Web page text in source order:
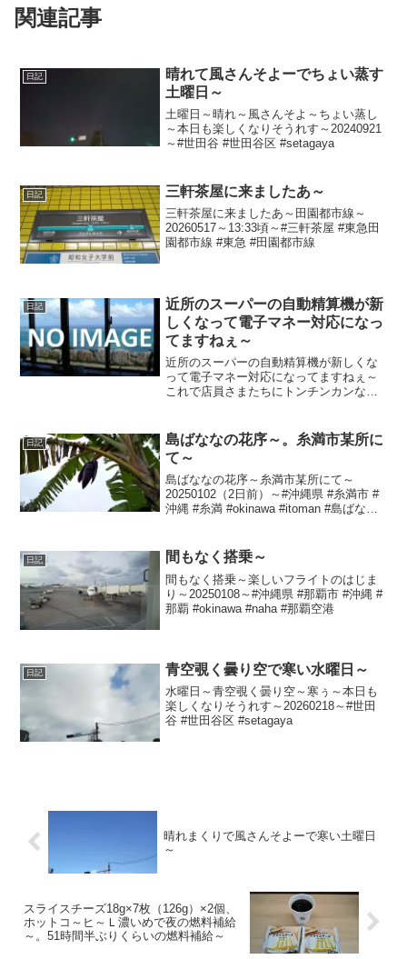
関連記事
日記
晴れて風さんそよーでちょい蒸す
土曜日～
土曜日～晴れ～風さんそよ～ちょい蒸し
～本日も楽しくなりそうれす～20240921
～#世田谷 #世田谷区 #setagaya
日記 三軒茶屋に来ましたあ～
三軒茶屋に来ましたあ～田園都市線～
20260517～13:33頃～#三軒茶屋 #東急田
園都市線 #東急 #田園都市線
日記
近所のスーパーの自動精算機が新
しくなって電子マネー対応になっ
てますねぇ～
近所のスーパーの自動精算機が新しくな
って電子マネー対応になってますねぇ～
これで店員さまたちにトンチンカンな対
日記
島ばななの花序～。糸満市某所に
て～
島ばななの花序～糸満市某所にて～
20250102（2日前）～#沖縄県 #糸満市 #
沖縄 #糸満 #okinawa #itoman #島ばなな
日記 間もなく搭乗～
間もなく搭乗～楽しいフライトのはじま
り～20250108～#沖縄県 #那覇市 #沖縄 #
那覇 #okinawa #naha #那覇空港
日記 青空覗く曇り空で寒い水曜日～
水曜日～青空覗く曇り空～寒ぅ～本日も
楽しくなりそうれす～20260218～#世田
谷 #世田谷区 #setagaya
晴れまくりで風さんそよーで寒い土曜日
～
スライスチーズ18g×7枚（126g）×2個、
ホットコ～ヒ～Ｌ濃いめで夜の燃料補給
～。51時間半ぶりくらいの燃料補給～